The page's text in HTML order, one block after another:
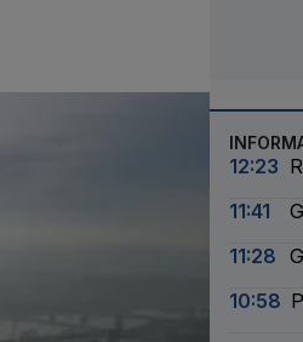
12:23
11:41
11:28
10:58